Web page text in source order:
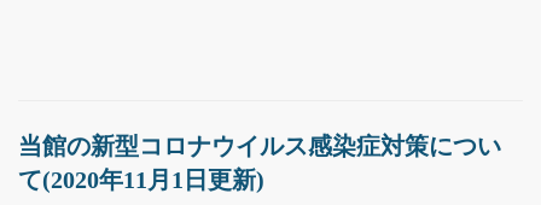
当館の新型コロナウイルス感染症対策につい
て(2020年11月1日更新)